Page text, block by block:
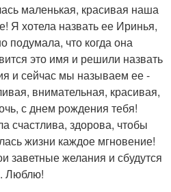
маленькая, красивая наша
Я хотела назвать ее Иринья,
подумала, что когда она
это имя и решили назвать
и сейчас мы называем ее -
внимательная, красивая,
с днем рождения тебя!
счастлива, здорова, чтобы
жизни каждое мгновение!
заветные желания и сбудутся
Люблю!